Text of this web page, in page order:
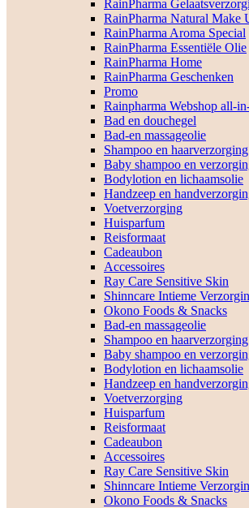
RainPharma
RainPharma Natural Make
RainPharma Aroma Special
RainPharma Essentiële Olie
RainPharma Home
RainPharma Geschenken
Promo
Rainpharma Webshop all-
Bad en douchegel
Bad-en massageolie
Shampoo en haarverzorging
Baby shampoo en
Bodylotion en lichaamsolie
Handzeep en
Voetverzorging
Huisparfum
Reisformaat
Cadeaubon
Accessoires
Ray Care Sensitive Skin
Shinncare Intieme
Okono Foods & Snacks
Bad-en massageolie
Shampoo en haarverzorging
Baby shampoo en
Bodylotion en lichaamsolie
Handzeep en
Voetverzorging
Huisparfum
Reisformaat
Cadeaubon
Accessoires
Ray Care Sensitive Skin
Shinncare Intieme
Okono Foods & Snacks